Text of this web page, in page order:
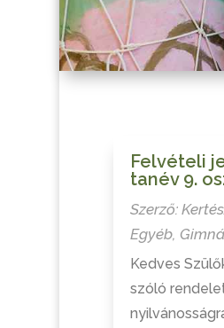
Felvételi
tanév 9.
Szerző:
Egyéb,
Kedves
szóló